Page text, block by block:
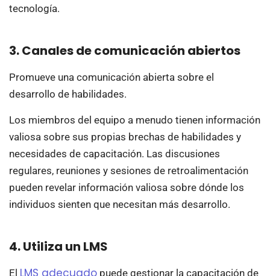
tecnología.
3. Canales de comunicación abiertos
Promueve una comunicación abierta sobre el
desarrollo de habilidades.
Los miembros del equipo a menudo tienen información
valiosa sobre sus propias brechas de habilidades y
necesidades de capacitación. Las discusiones
regulares, reuniones y sesiones de retroalimentación
pueden revelar información valiosa sobre dónde los
individuos sienten que necesitan más desarrollo.
4. Utiliza un LMS
El LMS adecuado puede gestionar la capacitación de